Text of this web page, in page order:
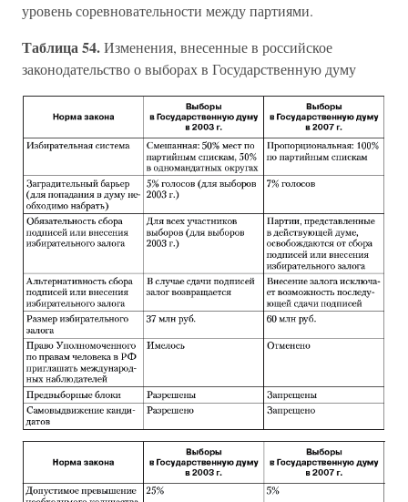
уровень соревновательности между партиями.
Таблица 54.Изменения, внесенные в российское
законодательство о выборах в Государственную думу